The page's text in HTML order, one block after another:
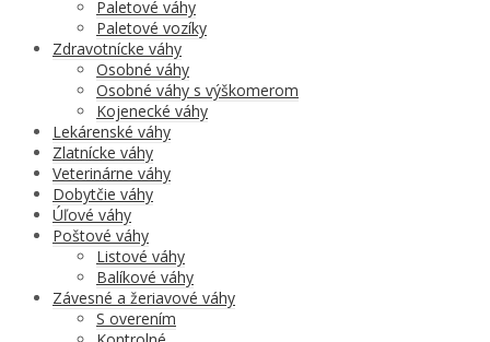
Paletové váhy
Paletové vozíky
Zdravotnícke váhy
Osobné váhy
Osobné váhy s výškomerom
Kojenecké váhy
Lekárenské váhy
Zlatnícke váhy
Veterinárne váhy
Dobytčie váhy
Úľové váhy
Poštové váhy
Listové váhy
Balíkové váhy
Závesné a žeriavové váhy
S overením